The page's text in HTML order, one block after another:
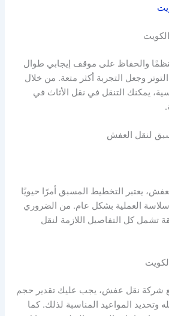
والحفاظ على موقف إيجابي طوال
وجعل التجربة أكثر متعة. من خلال
يمكنك التنقل في نقل الأثاث في
يعتبر التخطيط المسبق أمرًا حيويًا
العملية بشكل عام. من الضروري
تشمل كل التفاصيل اللازمة لنقل
مع شركة نقل عفش، يجب عليك تقدير حجم
وتحديد المواعيد المناسبة لذلك. كما